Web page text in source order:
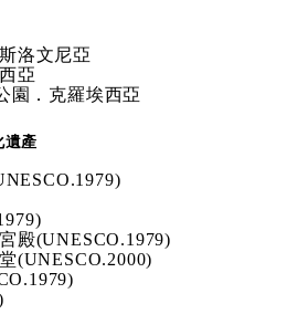
洛文尼亞
亞
園．克羅埃西亞
產
殿(UNESCO.1979)
(UNESCO.2000)